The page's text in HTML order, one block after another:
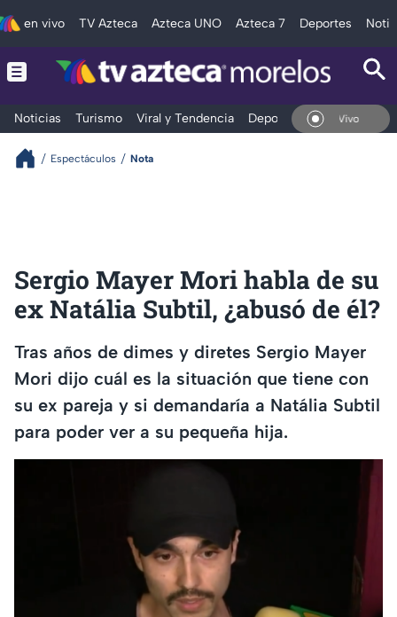
en vivo TV Azteca Azteca UNO Azteca 7 Deportes
Noticias Turismo Viral y Tendencia Deportes Espectáculos
En Vivo
Espectáculos Nota
Sergio Mayer Mori habla de su
ex Natália Subtil, ¿abusó de él?
Tras años de dimes y diretes Sergio Mayer
Mori dijo cuál es la situación que tiene con
su ex pareja y si demandaría a Natália Subtil
para poder ver a su pequeña hija.